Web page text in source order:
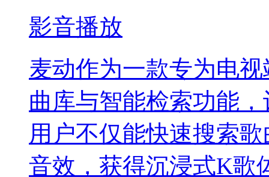
影音播放
麦动作为一款专为电
曲库与智能检索功能
用户不仅能快速搜索
音效，获得沉浸式K歌